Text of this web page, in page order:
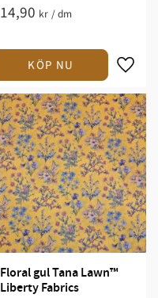
14,90 kr /dm
Floral gul Tana Lawn™
Liberty Fabrics